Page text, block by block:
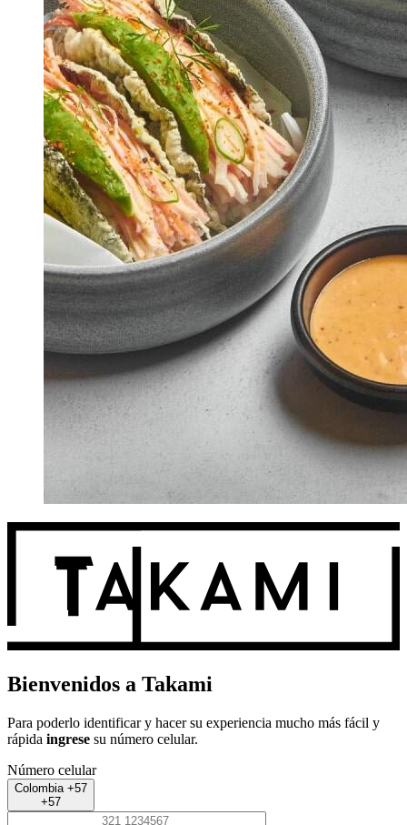
Bienvenidos a Takami
Para poderlo identificar y hacer su experiencia mucho más fácil y
rápida ingrese su número celular.
Número celular
Colombia +57
+57